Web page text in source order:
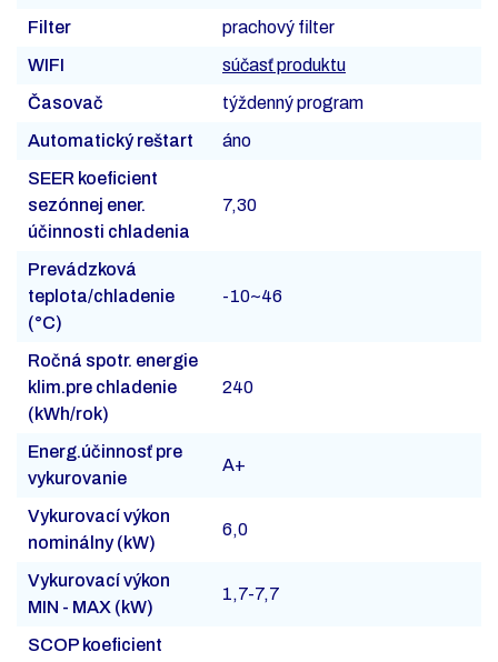
Filter
prachový filter
WIFI
súčasť produktu
Časovač
týždenný program
Automatický reštart
áno
SEER koeficient
sezónnej ener.
účinnosti chladenia
7,30
Prevádzková
teplota/chladenie
(°C)
-10~46
Ročná spotr. energie
klim.pre chladenie
(kWh/rok)
240
Energ.účinnosť pre
vykurovanie
A+
Vykurovací výkon
nominálny (kW)
6,0
Vykurovací výkon
MIN - MAX (kW)
1,7-7,7
SCOP koeficient